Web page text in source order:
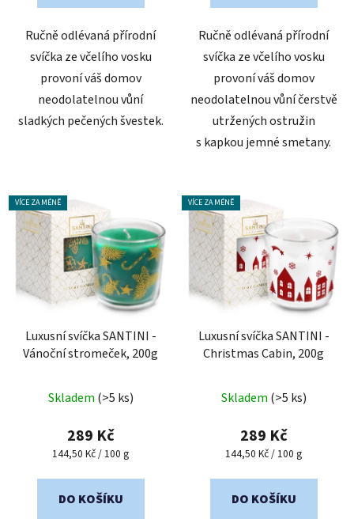
Ručně odlévaná přírodní
svíčka ze včelího vosku
provoní váš domov
neodolatelnou vůní
sladkých pečených švestek.
Ručně odlévaná přírodní
svíčka ze včelího vosku
provoní váš domov
neodolatelnou vůní čerstvě
utržených ostružin
s kapkou jemné smetany.
VÍCE ZA MÉNĚ
Luxusní svíčka SANTINI -
Vánoční stromeček, 200g
hodnocení
produktu
je
z
Skladem (>5 ks)
289 Kč
Měrná
144,50 Kč / 100 g
DO KOŠÍKU
VÍCE ZA MÉNĚ
Luxusní svíčka SANTINI -
Christmas Cabin, 200g
Skladem (>5 ks)
289 Kč
Měrná
144,50 Kč / 100 g
DO KOŠÍKU